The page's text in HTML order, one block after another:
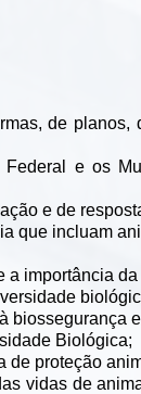
de planos,
e os
e de
que incluam
importância
biossegurança
Biológica;
de proteção
vidas de